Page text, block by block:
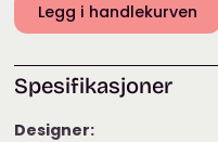
Legg i handlekurven
Spesifikasjoner
Designer: